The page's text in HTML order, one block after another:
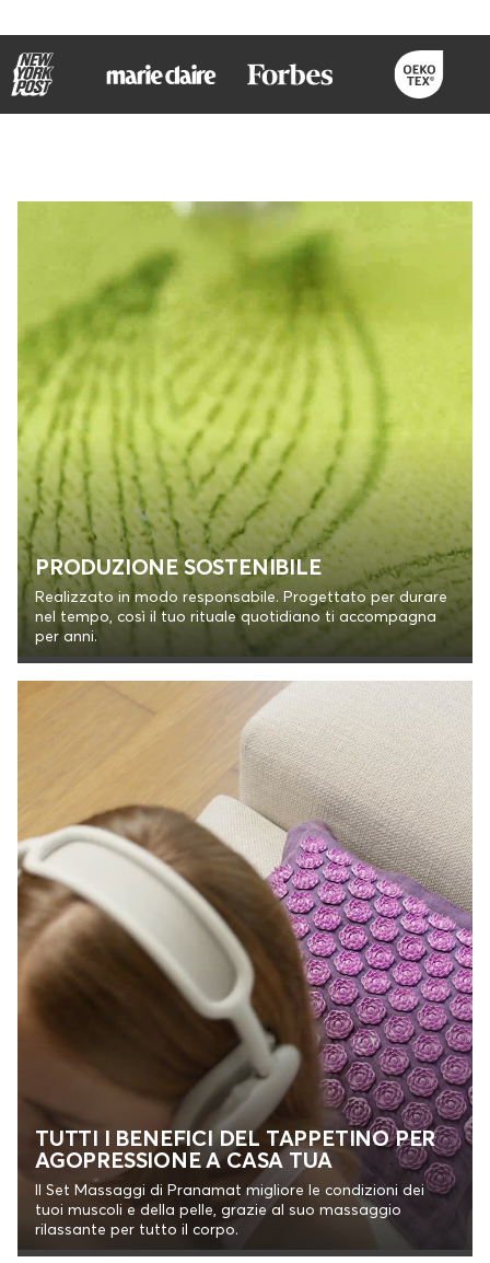
PRODUZIONE SOSTENIBILE
Realizzato in modo responsabile. Progettato per durare
nel tempo, così il tuo rituale quotidiano ti accompagna
per anni.
TUTTI I BENEFICI DEL TAPPETINO PER
AGOPRESSIONE A CASA TUA
Il Set Massaggi di Pranamat migliore le condizioni dei
tuoi muscoli e della pelle, grazie al suo massaggio
rilassante per tutto il corpo.